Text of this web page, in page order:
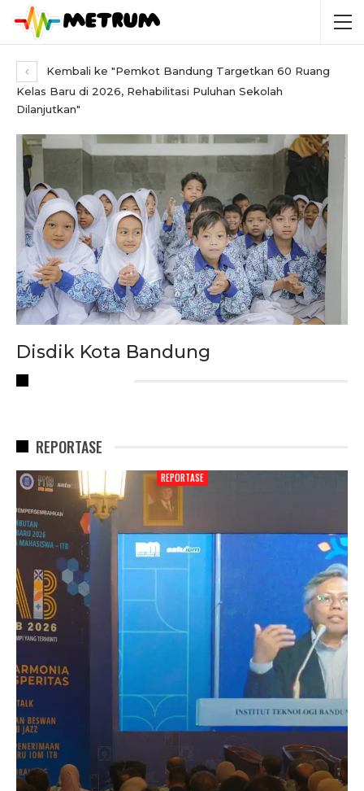
Kembali ke "Pemkot Bandung Targetkan 60 Ruang
Kelas Baru di 2026, Rehabilitasi Puluhan Sekolah
Dilanjutkan"
Disdik Kota Bandung
REPORTASE
REPORTASE